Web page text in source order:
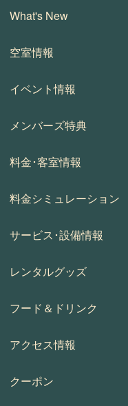
What's New
空室情報
イベント情報
メンバーズ特典
料金･客室情報
料金シミュレーション
サービス･設備情報
レンタルグッズ
フード＆ドリンク
アクセス情報
クーポン